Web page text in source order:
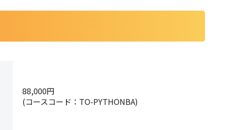
88,000円
(コースコード：TO-PYTHONBA)